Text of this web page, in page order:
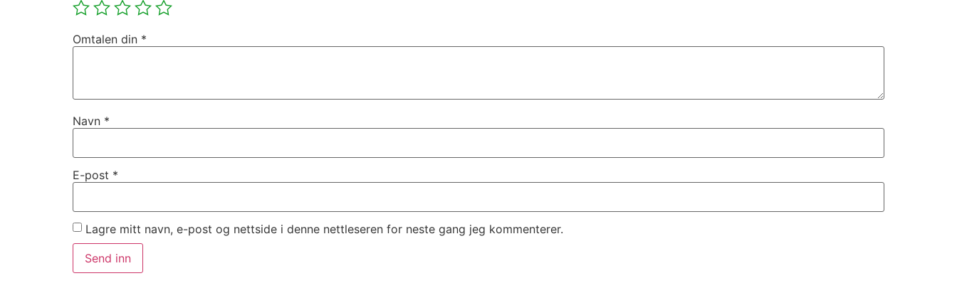
Omtalen din *
Navn *
E-post *
Lagre mitt navn, e-post og nettside i denne nettleseren for neste gang jeg kommenterer.